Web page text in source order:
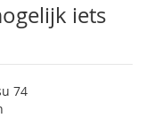
iets
74